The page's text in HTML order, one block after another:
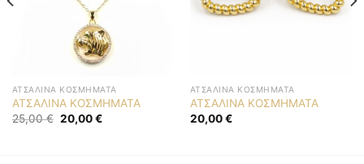
ΑΤΣΆΛΙΝΑ ΚΟΣΜΉΜΑΤΑ
ΑΤΣΑΛΙΝΑ ΚΟΣΜΗΜΑΤΑ
25,00€ Original
price
20,00€Η
ΑΤΣΆΛΙΝΑ ΚΟΣΜΉΜΑΤΑ
ΑΤΣΑΛΙΝΑ ΚΟΣΜΗΜΑΤΑ
20,00€